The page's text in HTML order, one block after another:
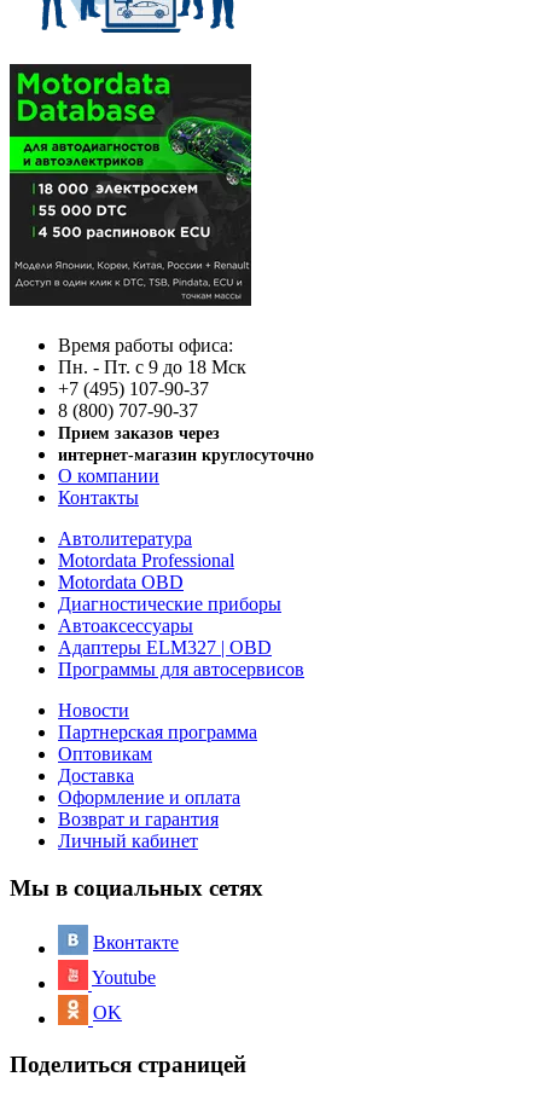
Время работы офиса:
Пн. - Пт. с 9 до 18 Мск
+7 (495) 107-90-37
8 (800) 707-90-37
Прием заказов через
интернет-магазин круглосуточно
О компании
Контакты
Автолитература
Motordata Professional
Motordata OBD
Диагностические приборы
Автоаксессуары
Адаптеры ELM327 | OBD
Программы для автосервисов
Новости
Партнерская программа
Оптовикам
Доставка
Оформление и оплата
Возврат и гарантия
Личный кабинет
Мы в социальных сетях
Вконтакте
Youtube
OK
Поделиться страницей